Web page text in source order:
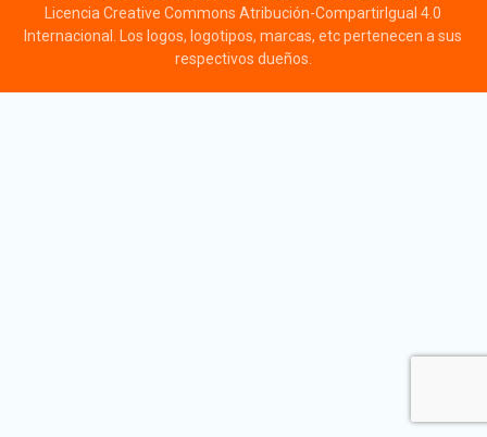
Licencia Creative Commons Atribución-CompartirIgual 4.0
Internacional. Los logos, logotipos, marcas, etc pertenecen a sus
respectivos dueños.